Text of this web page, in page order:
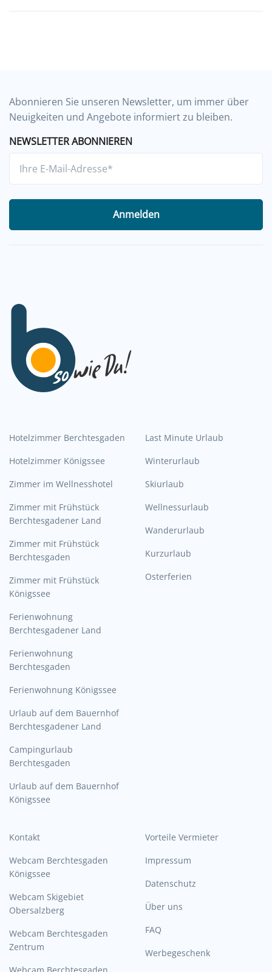
Abonnieren Sie unseren Newsletter, um immer über
Neuigkeiten und Angebote informiert zu bleiben.
NEWSLETTER ABONNIEREN
Anmelden
Hotelzimmer Berchtesgaden
Hotelzimmer Königssee
Zimmer im Wellnesshotel
Zimmer mit Frühstück
Berchtesgadener Land
Zimmer mit Frühstück
Berchtesgaden
Zimmer mit Frühstück
Königssee
Ferienwohnung
Berchtesgadener Land
Ferienwohnung
Berchtesgaden
Ferienwohnung Königssee
Urlaub auf dem Bauernhof
Berchtesgadener Land
Campingurlaub
Berchtesgaden
Urlaub auf dem Bauernhof
Königssee
Last Minute Urlaub
Winterurlaub
Skiurlaub
Wellnessurlaub
Wanderurlaub
Kurzurlaub
Osterferien
Kontakt
Webcam Berchtesgaden
Königssee
Webcam Skigebiet
Obersalzberg
Webcam Berchtesgaden
Zentrum
Vorteile Vermieter
Impressum
Datenschutz
Über uns
FAQ
Werbegeschenk